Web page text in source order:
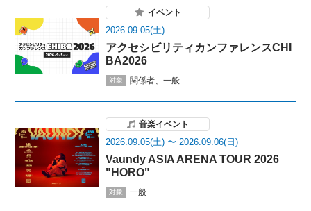
イベント
2026.09.05(土)
アクセシビリティカンファレンスCHI
BA2026
対象 関係者、一般
音楽イベント
2026.09.05(土) 〜 2026.09.06(日)
Vaundy ASIA ARENA TOUR 2026
"HORO"
対象 一般